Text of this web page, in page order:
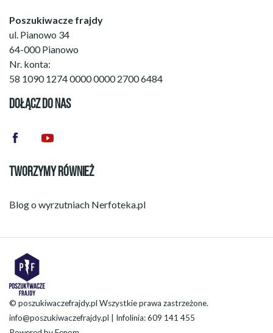
Poszukiwacze frajdy
ul. Pianowo 34
64-000 Pianowo
Nr. konta:
58 1090 1274 0000 0000 2700 6484
DOŁĄCZ DO NAS
TWORZYMY RÓWNIEŻ
Blog o wyrzutniach Nerfoteka.pl
© poszukiwaczefrajdy.pl Wszystkie prawa zastrzeżone.
info@poszukiwaczefrajdy.pl | Infolinia: 609 141 455